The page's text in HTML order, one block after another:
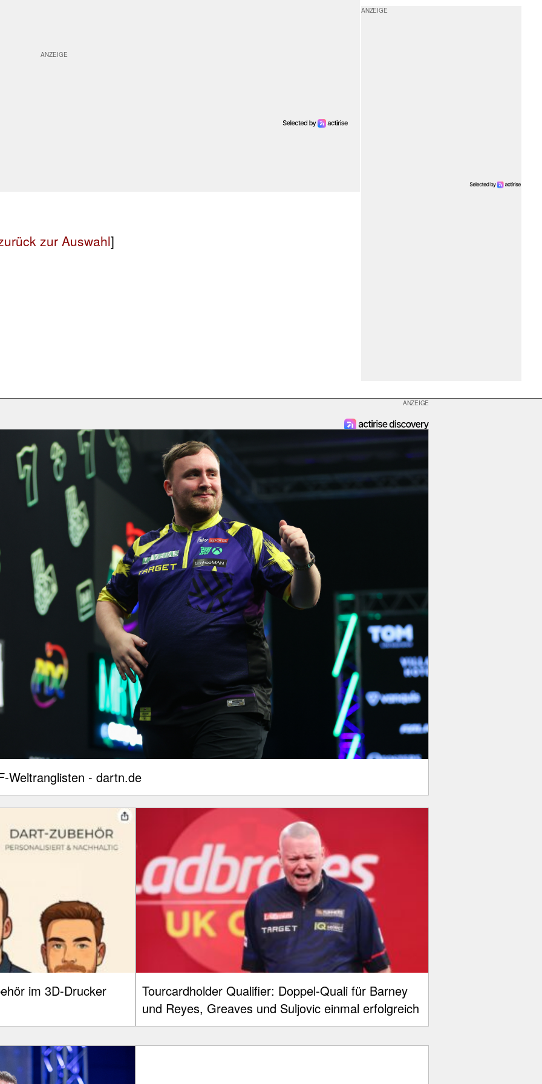
zur Auswahl]
Weltranglisten - dartn.de
im 3D-Drucker
Tourcardholder Qualifier: Doppel-Quali für Barney
und Reyes, Greaves und Suljovic einmal erfolgreich